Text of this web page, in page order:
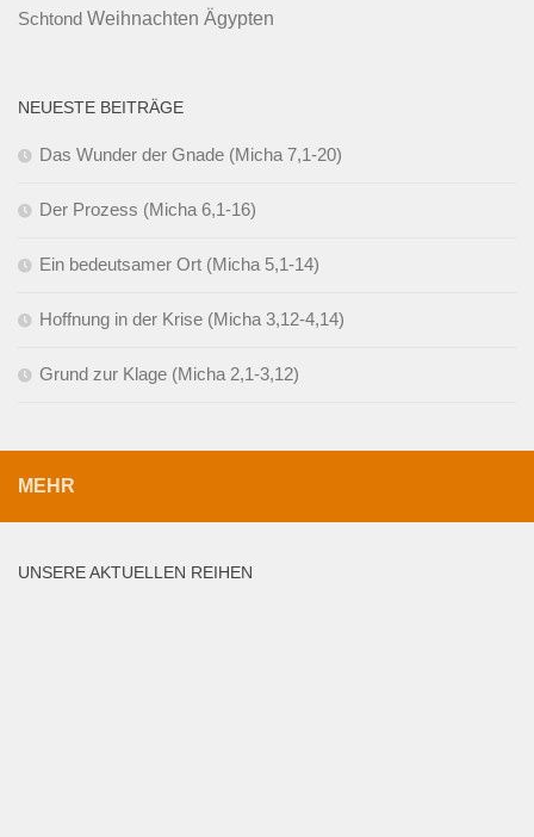
Schtond Weihnachten Ägypten
NEUESTE BEITRÄGE
Das Wunder der Gnade (Micha 7,1-20)
Der Prozess (Micha 6,1-16)
Ein bedeutsamer Ort (Micha 5,1-14)
Hoffnung in der Krise (Micha 3,12-4,14)
Grund zur Klage (Micha 2,1-3,12)
MEHR
UNSERE AKTUELLEN REIHEN